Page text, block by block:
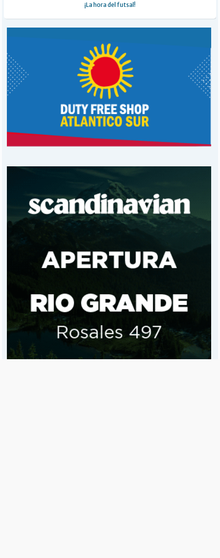
¡La hora del futsal!